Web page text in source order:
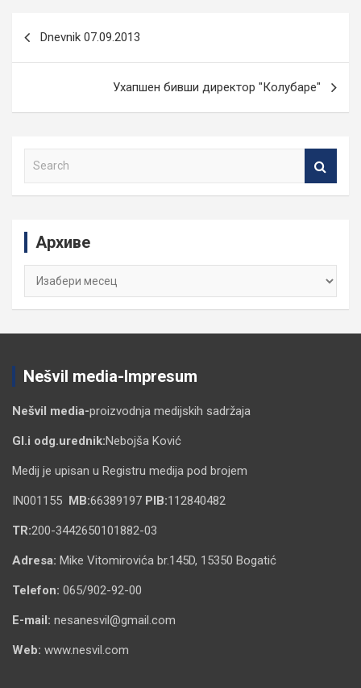
Dnevnik 07.09.2013
Ухапшен бивши директор "Колубаре"
Архиве
Архиве
Nešvil media-Impresum
Nešvil media-proizvodnja medijskih sadržaja
Gl.i odg.urednik:Nebojša Ković
Medij je upisan u Registru medija pod brojem
IN001155 MB:66389197 PIB:112840482
TR:200-3442650101882-03
Adresa: Mike Vitomirovića br.145D, 15350 Bogatić
Telefon: 065/902-92-00
E-mail: nesanesvil@gmail.com
Web: www.nesvil.com